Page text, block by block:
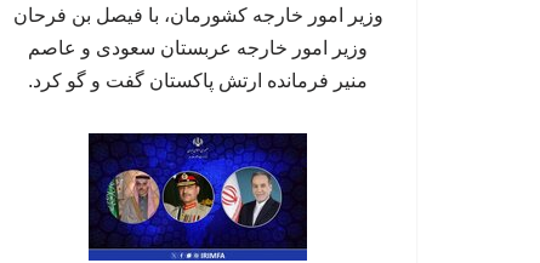
وزیر امور خارجه کشورمان، با فیصل بن فرحان
وزیر امور خارجه عربستان سعودی و عاصم
منیر فرمانده ارتش پاکستان گفت و گو کرد.